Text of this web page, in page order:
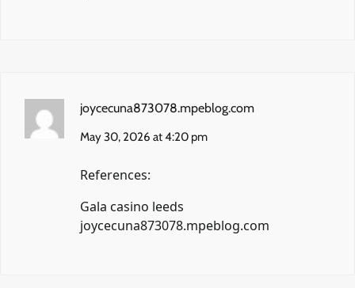
joycecuna873078.mpeblog.com
May 30, 2026 at 4:20 pm
References:
Gala casino leeds
joycecuna873078.mpeblog.com